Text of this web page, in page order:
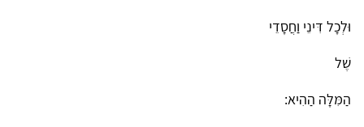
וּלְכָל דִּינֵי וַחֲסָדֵי
שֶׁל
הַמִּלָּה הַהִיא: